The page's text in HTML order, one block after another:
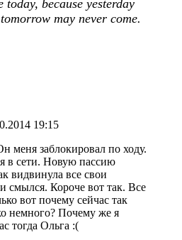
because yesterday
may never come.
19:15
меня заблокировал по ходу.
в сети. Новую пассию
видвинула все свои
смылся. Короче вот так. Все
вот почему сейчас так
немного? Почему же я
тогда Ольга :(